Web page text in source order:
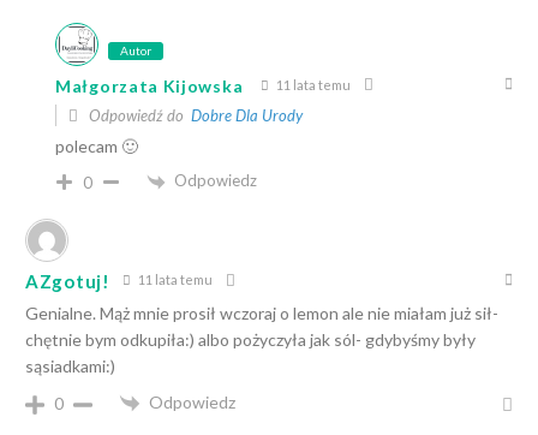
Autor
Małgorzata Kijowska 11 lata temu
Odpowiedź do Dobre Dla Urody
polecam 🙂
0 Odpowiedz
AZgotuj! 11 lata temu
Genialne. Mąż mnie prosił wczoraj o lemon ale nie miałam już sił-
chętnie bym odkupiła:) albo pożyczyła jak sól- gdybyśmy były
sąsiadkami:)
0
Odpowiedz